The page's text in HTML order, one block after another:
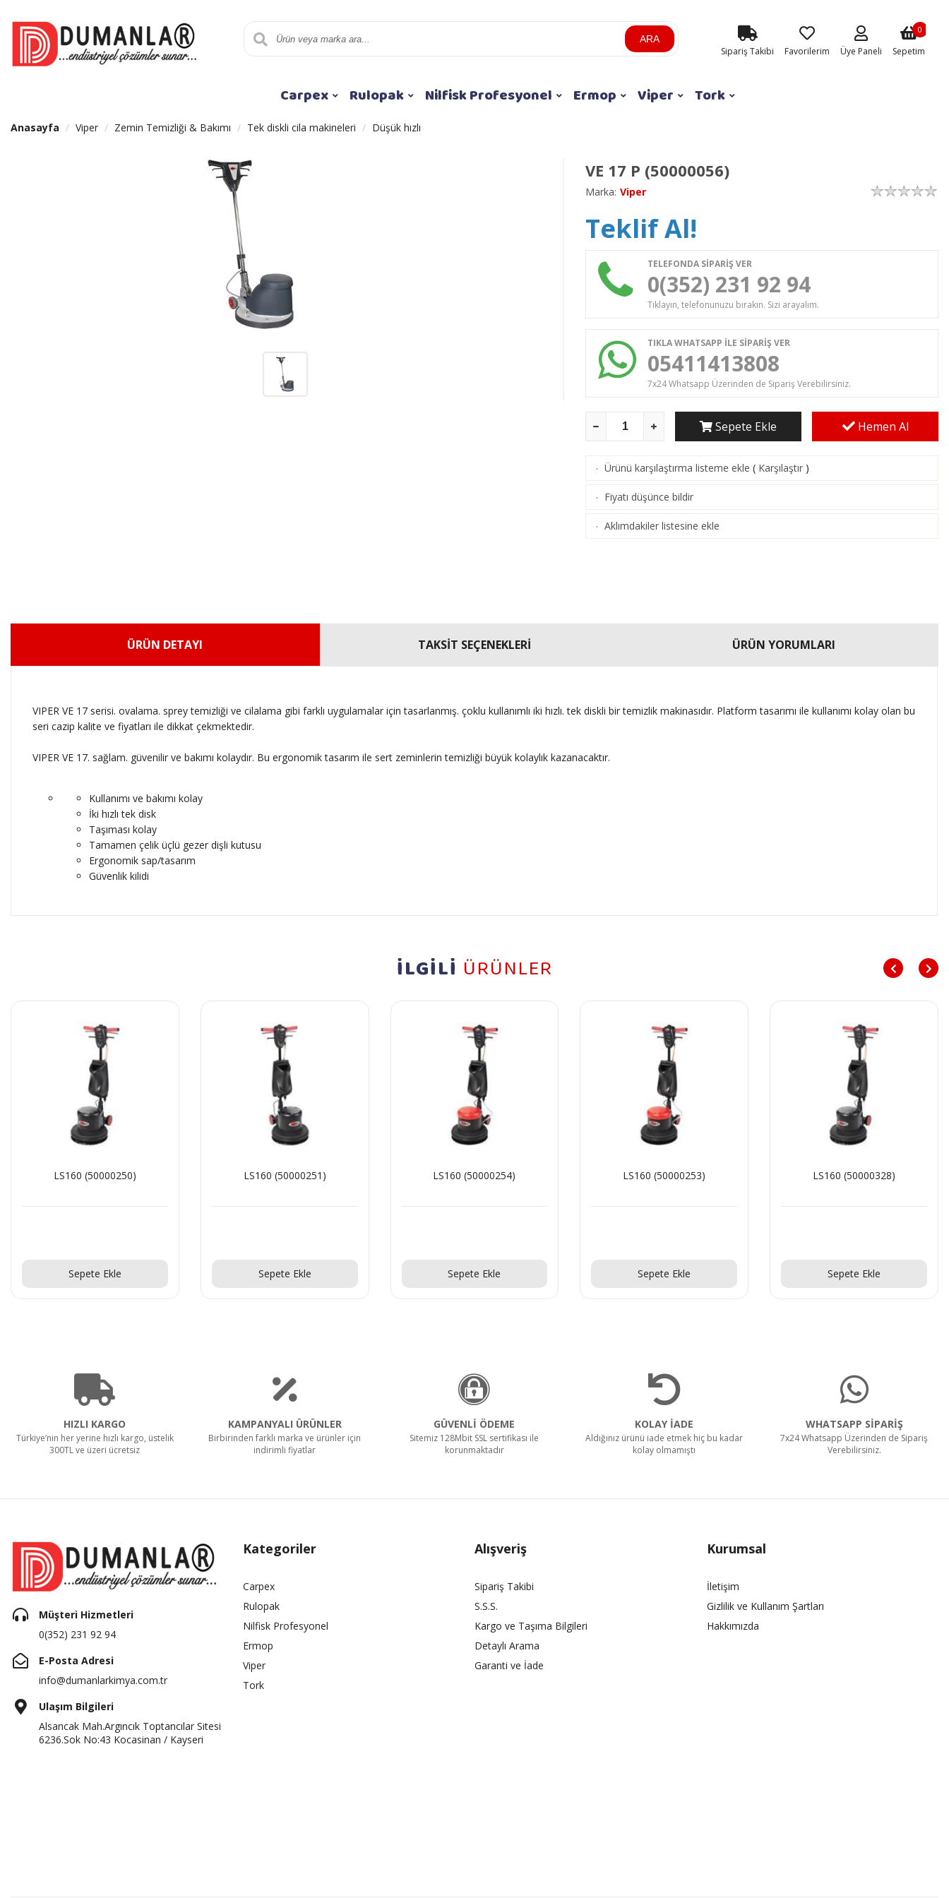
ARA
Sipariş Takibi Favorilerim Üye Paneli Sepetim
0
Carpex Rulopak Nilfisk Profesyonel Ermop Viper Tork
Anasayfa Viper Zemin Temizliği & Bakımı Tek diskli cila makineleri Düşük hızlı
VE 17 P (50000056)
Marka: Viper
Teklif Al!
TELEFONDA SİPARİŞ VER
0(352) 231 92 94
Tıklayın, telefonunuzu bırakın. Sizi arayalım.
TIKLA WHATSAPP İLE SİPARİŞ VER
05411413808
7x24 Whatsapp Üzerinden de Sipariş Verebilirsiniz.
Sepete Ekle Hemen Al
· Ürünü karşılaştırma listeme ekle ( Karşılaştır )
· Fiyatı düşünce bildir
· Aklımdakiler listesine ekle
ÜRÜN DETAYI TAKSİT SEÇENEKLERİ ÜRÜN YORUMLARI
VIPER VE 17 serisi. ovalama. sprey temizliği ve cilalama gibi farklı uygulamalar için tasarlanmış. çoklu kullanımlı iki hızlı. tek diskli bir temizlik makinasıdır. Platform tasarımı ile kullanımı kolay olan bu
seri cazip kalite ve fiyatları ile dikkat çekmektedir.
VIPER VE 17. sağlam. güvenilir ve bakımı kolaydır. Bu ergonomik tasarım ile sert zeminlerin temizliği büyük kolaylık kazanacaktır.
Kullanımı ve bakımı kolay
İki hızlı tek disk
Taşıması kolay
Tamamen çelik üçlü gezer dişli kutusu
Ergonomik sap/tasarım
Güvenlik kilidi
İLGİLİ ÜRÜNLER
LS160 (50000250)
Sepete Ekle
LS160 (50000251)
Sepete Ekle
LS160 (50000254)
Sepete Ekle
LS160 (50000253)
Sepete Ekle
LS160 (50000328)
Sepete Ekle
HIZLI KARGO
Türkiye’nin her yerine hızlı kargo, üstelik
300TL ve üzeri ücretsiz
KAMPANYALI ÜRÜNLER
Birbirinden farklı marka ve ürünler için
indirimli fiyatlar
GÜVENLİ ÖDEME
Sitemiz 128Mbit SSL sertifikası ile
korunmaktadır
KOLAY İADE
Aldığınız ürünü iade etmek hiç bu kadar
kolay olmamıştı
WHATSAPP SİPARİŞ
7x24 Whatsapp Üzerinden de Sipariş
Verebilirsiniz.
Müşteri Hizmetleri
0(352) 231 92 94
E-Posta Adresi
info@dumanlarkimya.com.tr
Ulaşım Bilgileri
Alsancak Mah.Argıncık Toptancılar Sitesi
6236.Sok No:43 Kocasinan / Kayseri
Kategoriler
Carpex
Rulopak
Nilfisk Profesyonel
Ermop
Viper
Tork
Alışveriş
Sipariş Takibi
S.S.S.
Kargo ve Taşıma Bilgileri
Detaylı Arama
Garanti ve İade
Kurumsal
İletişim
Gizlilik ve Kullanım Şartları
Hakkımızda